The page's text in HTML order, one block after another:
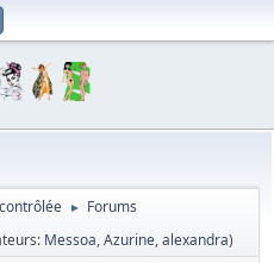
► Forums
Messoa,Azurine,alexandra)